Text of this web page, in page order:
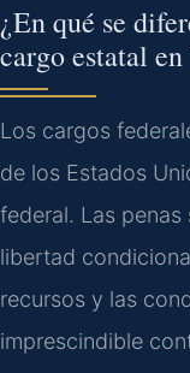
¿En qué se
cargo estatal
Los cargos
de los Estados
federal. Las penas
libertad
recursos y las
imprescindible